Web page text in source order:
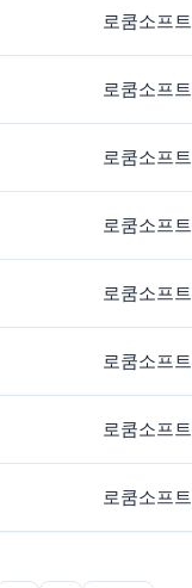
로쿰소프트
로쿰소프트
로쿰소프트
로쿰소프트
로쿰소프트
로쿰소프트
로쿰소프트
로쿰소프트